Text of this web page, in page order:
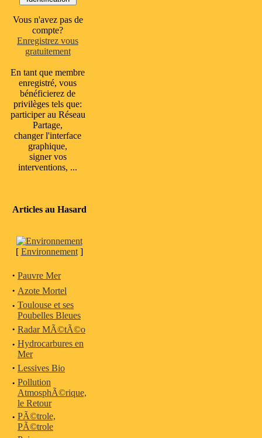
Vous n'avez pas de
compte?
Enregistrez vous
gratuitement
En tant que membre
enregistré, vous
bénéficierez de
privilèges tels que:
participer au Réseau
Partage,
changer l'interface
graphique,
signer vos
interventions, ...
Articles au Hasard
[ Environnement]
· Pauvre Mer
· Azote Mortel
· Toulouse et ses
Poubelles Bleues
· Radar MÃ©tÃ©o
· Hydrocarbures en
Mer
· Lessives Bio
· Pollution
AtmosphÃ©rique,
le Retour
· PÃ©trole,
PÃ©trole